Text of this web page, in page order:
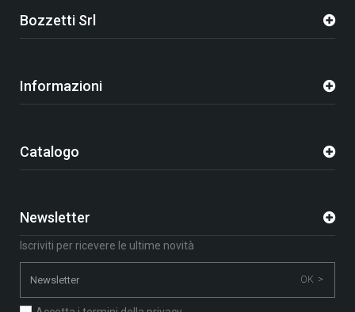
Bozzetti Srl
Informazioni
Catalogo
Newsletter
Iscriviti per ricevere le ultime novità
OK >